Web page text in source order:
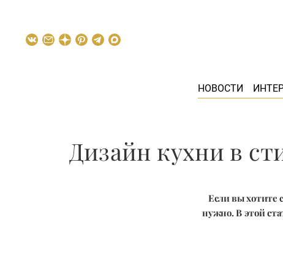
НОВОСТИ
Дизайн кухни в
Если вы хотите
нужно. В этой